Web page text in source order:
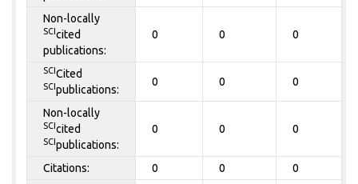
Non-locally
SCIcited
publications:
0 0 0
SCICited
SCIpublications:
0 0 0
Non-locally
SCIcited
SCIpublications:
0 0 0
Citations: 0 0 0